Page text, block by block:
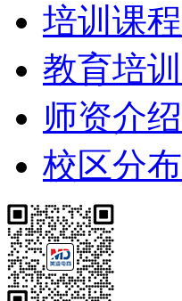
培训课程
教育培训
师资介绍
校区分布